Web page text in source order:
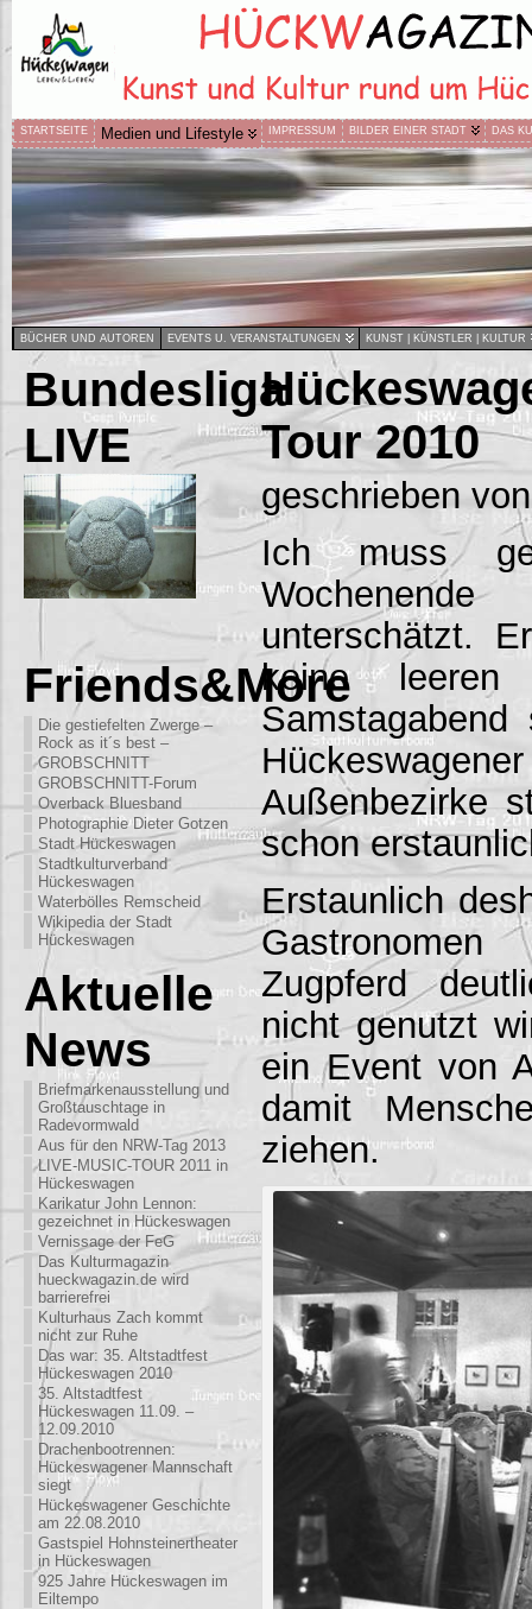
STARTSEITE Medien und Lifestyle IMPRESSUM BILDER EINER STADT DAS
BÜCHER UND AUTOREN EVENTS U. VERANSTALTUNGEN KUNST | KÜNSTLER | KULTUR
Bundesliga
LIVE
Friends&More
Die gestiefelten Zwerge –
Rock as it´s best –
GROBSCHNITT
GROBSCHNITT-Forum
Overback Bluesband
Photographie Dieter Gotzen
Stadt Hückeswagen
Stadtkulturverband
Hückeswagen
Waterbölles Remscheid
Wikipedia der Stadt
Hückeswagen
Aktuelle
News
Briefmarkenausstellung und
Großtauschtage in
Radevormwald
Aus für den NRW-Tag 2013
LIVE-MUSIC-TOUR 2011 in
Hückeswagen
Karikatur John Lennon:
gezeichnet in Hückeswagen
Vernissage der FeG
Das Kulturmagazin
hueckwagazin.de wird
barrierefrei
Kulturhaus Zach kommt
nicht zur Ruhe
Das war: 35. Altstadtfest
Hückeswagen 2010
35. Altstadtfest
Hückeswagen 11.09. –
12.09.2010
Drachenbootrennen:
Hückeswagener Mannschaft
siegt
Hückeswagener Geschichte
am 22.08.2010
Gastspiel Hohnsteinertheater
in Hückeswagen
925 Jahre Hückeswagen im
Eiltempo
Tour 2010
geschrieben
Ich muss
unterschätzt.
keine
Außenbezirke
schon
Erstaunlich
Zugpferd
nicht genutzt
ein Event von
damit
ziehen.